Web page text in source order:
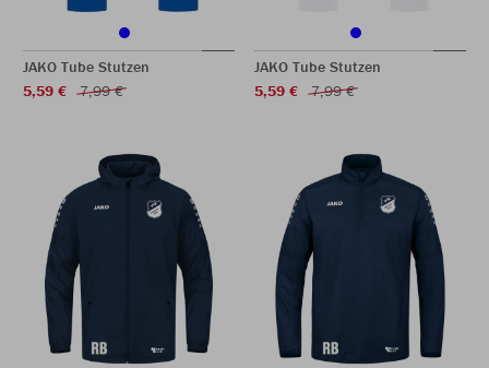
JAKO Tube Stutzen
5,59 €
7,99 €
JAKO Tube Stutzen
5,59 €
7,99 €